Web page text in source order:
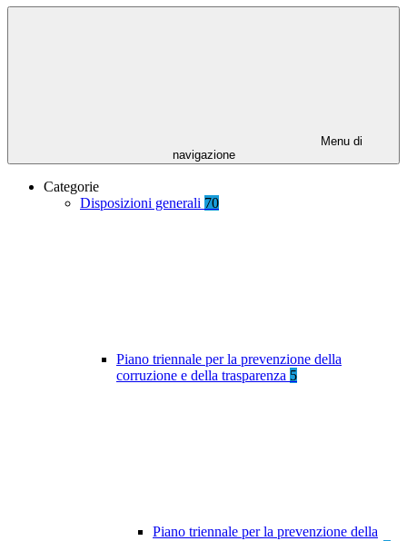
Menu di
navigazione
Categorie
Disposizioni generali 70
Piano triennale per la prevenzione della
corruzione e della trasparenza 5
Piano triennale per la prevenzione della